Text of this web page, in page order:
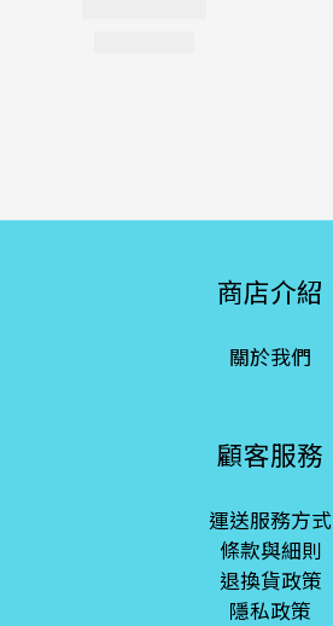
商店介紹
關於我們
顧客服務
運送服務方式
條款與細則
退換貨政策
隱私政策